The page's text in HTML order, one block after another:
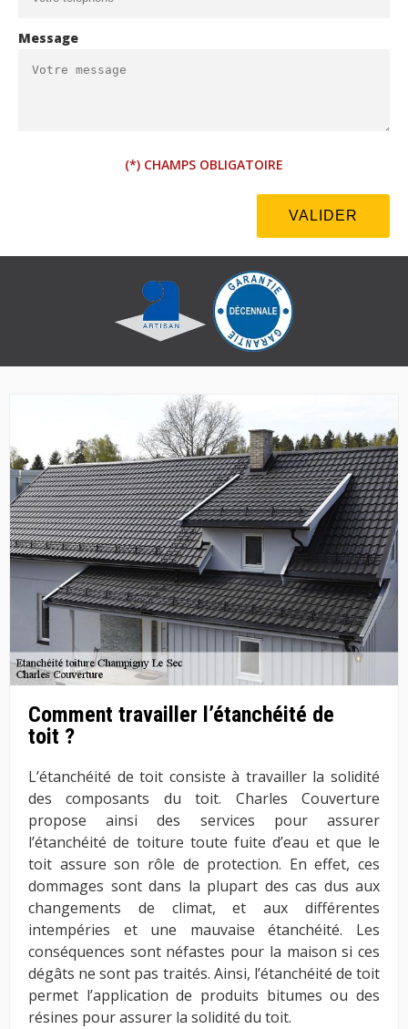
Message
(*) CHAMPS OBLIGATOIRE
Comment travailler l’étanchéité de
toit ?
L’étanchéité de toit consiste à travailler la solidité
des composants du toit. Charles Couverture
propose ainsi des services pour assurer
l’étanchéité de toiture toute fuite d’eau et que le
toit assure son rôle de protection. En effet, ces
dommages sont dans la plupart des cas dus aux
changements de climat, et aux différentes
intempéries et une mauvaise étanchéité. Les
conséquences sont néfastes pour la maison si ces
dégâts ne sont pas traités. Ainsi, l’étanchéité de toit
permet l’application de produits bitumes ou des
résines pour assurer la solidité du toit.